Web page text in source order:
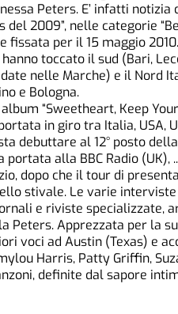
Peters. E’ infatti notizia
del 2009”, nelle categorie
fissata per il 15 maggio 2010.
toccato il sud (Bari,
nelle Marche) e il Nord
e Bologna.
“Sweetheart, Keep Your
in giro tra Italia, USA,
debuttare al 12° posto
alla BBC Radio (UK),
dopo che il tour di
stivale. Le varie
e riviste specializzate,
Apprezzata per la
voci ad Austin (Texas) e
Harris, Patty Griffin,
definite dal sapore